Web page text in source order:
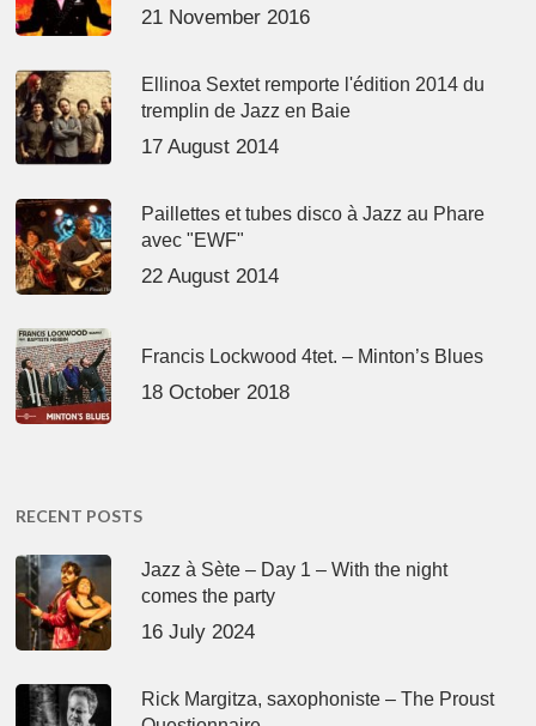
21 November 2016
Ellinoa Sextet remporte l'édition 2014 du
tremplin de Jazz en Baie
17 August 2014
Paillettes et tubes disco à Jazz au Phare
avec "EWF"
22 August 2014
Francis Lockwood 4tet. – Minton’s Blues
18 October 2018
RECENT POSTS
Jazz à Sète – Day 1 – With the night
comes the party
16 July 2024
Rick Margitza, saxophoniste – The Proust